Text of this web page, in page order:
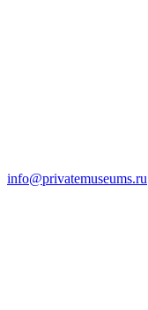
info@privatemuseums.ru